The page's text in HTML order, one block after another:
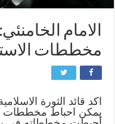
الامام
مخططات
اكد قائد الثورة
يمكن احباط مخططات